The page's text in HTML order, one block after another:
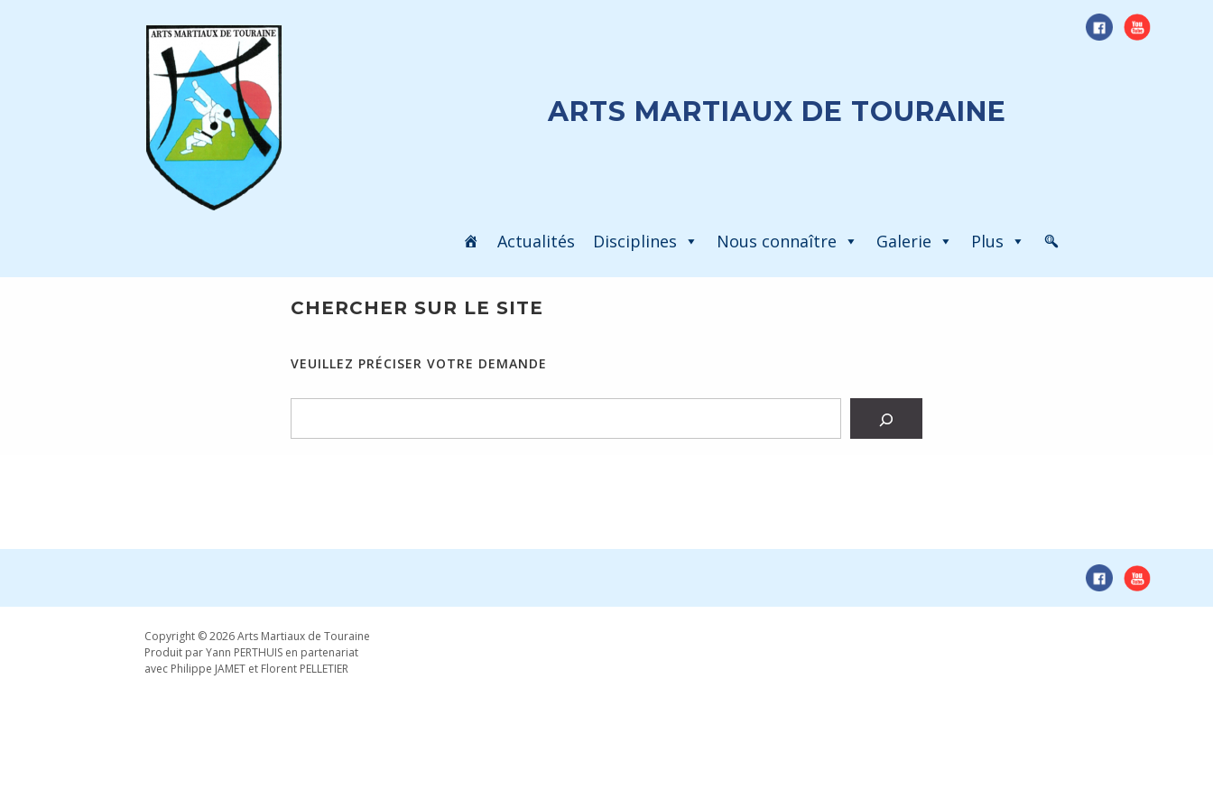
ARTS MARTIAUX DE TOURAINE
Actualités Disciplines Nous connaître Galerie Plus
CHERCHER SUR LE SITE
VEUILLEZ PRÉCISER VOTRE DEMANDE
Copyright © 2026 Arts Martiaux de Touraine
Produit par Yann PERTHUIS en partenariat
avec Philippe JAMET et Florent PELLETIER